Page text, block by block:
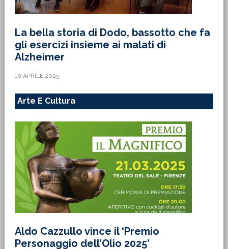
La bella storia di Dodo, bassotto che fa
gli esercizi insieme ai malati di
Alzheimer
10 APRILE 2025
Arte E Cultura
Aldo Cazzullo vince il ‘Premio
Personaggio dell’Olio 2025’